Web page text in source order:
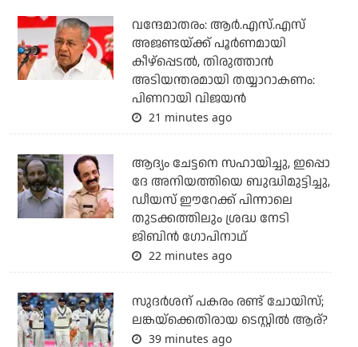
വന്ദേമാതരം: ആര്‍.എസ്.എസ്
അജണ്ടയ്ക്ക് പൂര്‍ണമായി
കീഴ്‌പ്പെടല്‍, തിരുത്താന്‍
അടിയന്തരമായി തയ്യാറാകണം:
പിണറായി വിജയന്‍
21 minutes ago
ആദ്യം ചേട്ടനെ സഹായിച്ചു, ഇപ്പൊ
ദേ അനിയത്തിയെ ബുദ്ധിമുട്ടിച്ചു,
ഡീയസ് ഈറേക്ക് പിന്നാലെ
തുടക്കത്തിലും ശ്രദ്ധ നേടി
ജിബിന്‍ ഗോപിനാഥ്
22 minutes ago
സുദര്‍ശന് പകരം രണ്ട് ചോയിസ്;
ലങ്കയ്‌ക്കെതിരായ ടെസ്റ്റില്‍ ആര്?
39 minutes ago